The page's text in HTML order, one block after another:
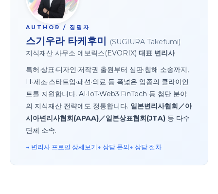
AUTHOR / 집필자
스기우라 타케후미 (SUGIURA Takefumi)
지식재산 사무소 에보릭스(EVORIX) 대표 변리사
특허·상표·디자인·저작권 출원부터 심판·침해 소송까지,
IT·제조·스타트업·패션·의료 등 폭넓은 업종의 클라이언
트를 지원합니다. AI·IoT·Web3·FinTech 등 첨단 분야
의 지식재산 전략에도 정통합니다. 일본변리사협회／아
시아변리사협회(APAA)／일본상표협회(JTA) 등 다수
단체 소속.
→ 변리사 프로필 상세보기→ 상담·문의→ 상담 절차